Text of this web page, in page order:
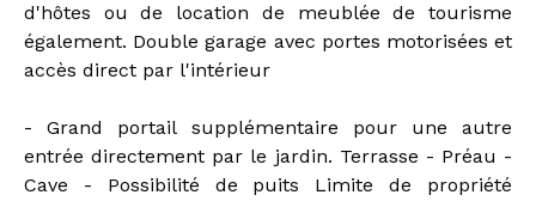
d'hôtes ou de location de meublée de tourisme
également. Double garage avec portes motorisées et
accès direct par l'intérieur
- Grand portail supplémentaire pour une autre
entrée directement par le jardin. Terrasse - Préau -
Cave - Possibilité de puits Limite de propriété